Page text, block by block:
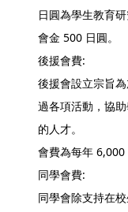
日圓為學生教育
會金 500 日圓。
後援會費:
後援會設立宗旨
過各項活動，協
的人才。
會費為每年 6,000
同學會費:
同學會除支持在